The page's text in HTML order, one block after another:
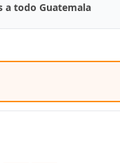
a todo Guatemala